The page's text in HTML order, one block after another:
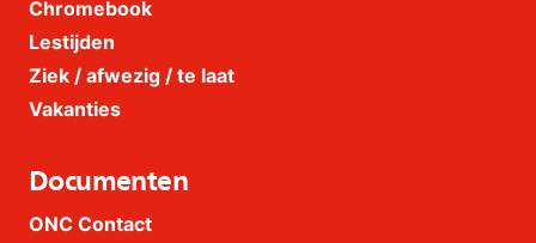
Chromebook
Lestijden
Ziek / afwezig / te laat
Vakanties
Documenten
ONC Contact